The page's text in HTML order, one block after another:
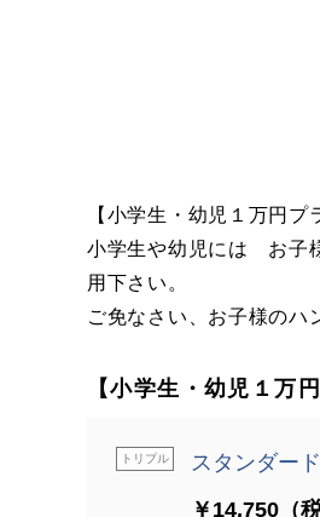
【小学生・幼児１万円
小学生や幼児には お子
用下さい。
ご免なさい、お子様のハ
【小学生・幼児１万
トリプル
スタンダー
￥14,750（